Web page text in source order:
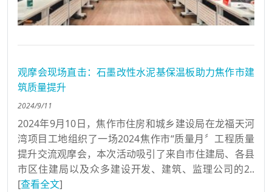
观摩会现场直击：石墨改性水泥基保温板助力焦作市建
筑质量提升
2024/9/11
2024年9月10日，焦作市住房和城乡建设局在龙福天河
湾项目工地组织了一场2024焦作市“质量月〞工程质量
提升交流观摩会，本次活动吸引了来自市住建局、各县
市区住建局以及众多建设开发、建筑、监理公司的2..
[查看全文]